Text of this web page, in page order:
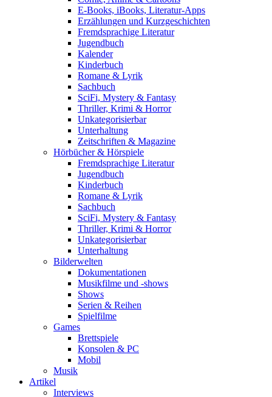
E-Books, iBooks, Literatur-Apps
Erzählungen und Kurzgeschichten
Fremdsprachige Literatur
Jugendbuch
Kalender
Kinderbuch
Romane & Lyrik
Sachbuch
SciFi, Mystery & Fantasy
Thriller, Krimi & Horror
Unkategorisierbar
Unterhaltung
Zeitschriften & Magazine
Hörbücher & Hörspiele
Fremdsprachige Literatur
Jugendbuch
Kinderbuch
Romane & Lyrik
Sachbuch
SciFi, Mystery & Fantasy
Thriller, Krimi & Horror
Unkategorisierbar
Unterhaltung
Bilderwelten
Dokumentationen
Musikfilme und -shows
Shows
Serien & Reihen
Spielfilme
Games
Brettspiele
Konsolen & PC
Mobil
Musik
Artikel
Interviews